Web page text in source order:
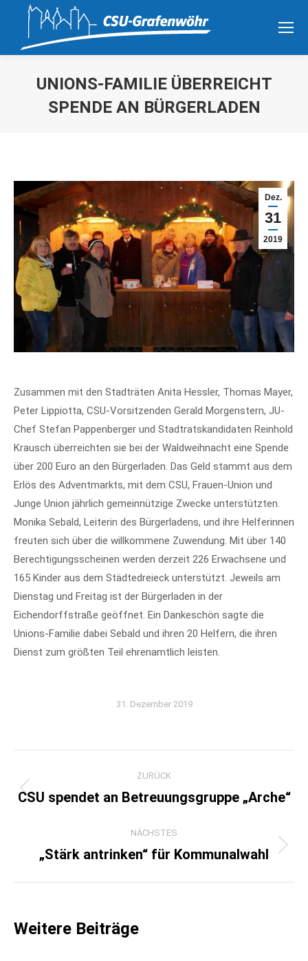
UNIONS-FAMILIE ÜBERREICHT
SPENDE AN BÜRGERLADEN
Dez.
31
2019
Zusammen mit den Stadträten Anita Hessler, Thomas Mayer,
Peter Lippiotta, CSU-Vorsitzenden Gerald Morgenstern, JU-
Chef Stefan Pappenberger und Stadtratskandidaten Reinhold
Krausch überreichten sie bei der Waldweihnacht eine Spende
über 200 Euro an den Bürgerladen. Das Geld stammt aus dem
Erlös des Adventmarkts, mit dem CSU, Frauen-Union und
Junge Union jährlich gemeinnützige Zwecke unterstützten.
Monika Sebald, Leiterin des Bürgerladens, und ihre Helferinnen
freuten sich über die willkommene Zuwendung. Mit über 140
Berechtigungsscheinen werden derzeit 226 Erwachsene und
165 Kinder aus dem Städtedreieck unterstützt. Jeweils am
Dienstag und Freitag ist der Bürgerladen in der
Eichendorffstraße geöffnet. Ein Dankeschön sagte die
Unions-Familie dabei Sebald und ihren 20 Helfern, die ihren
Dienst zum größten Teil ehrenamtlich leisten.
31. Dezember 2019
Kommentarnavigation
ZURÜCK
Vorheriger
CSU spendet an Betreuungsgruppe „Arche“
NÄCHSTES
Nächster
„Stärk antrinken“ für Kommunalwahl
Weitere Beiträge